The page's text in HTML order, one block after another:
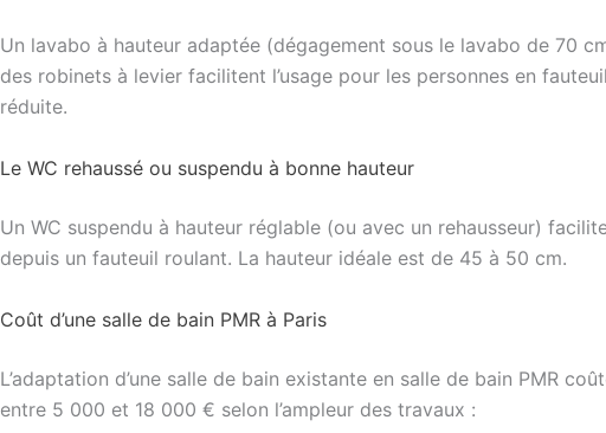
Un lavabo à hauteur adaptée (dégagement sous le lavabo de 70
des robinets à levier facilitent l’usage pour les personnes en
réduite.
Le WC rehaussé ou suspendu à bonne hauteur
Un WC suspendu à hauteur réglable (ou avec un rehausseur)
depuis un fauteuil roulant. La hauteur idéale est de 45 à 50 cm.
Coût d’une salle de bain PMR à Paris
L’adaptation d’une salle de bain existante en salle de bain PMR
entre 5 000 et 18 000 € selon l’ampleur des travaux :